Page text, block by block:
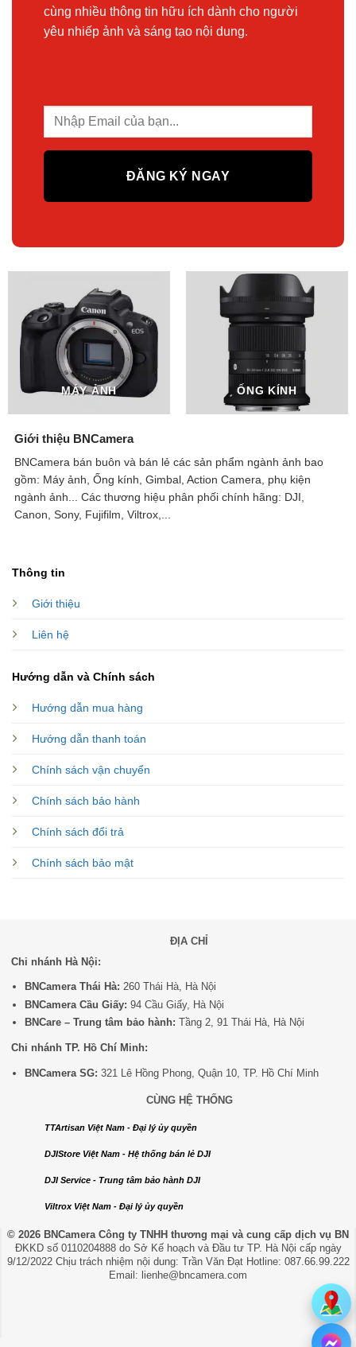
cùng nhiều thông tin hữu ích dành cho người
yêu nhiếp ảnh và sáng tạo nội dung.
MÁY ẢNH ỐNG KÍNH
Giới thiệu BNCamera
BNCamera bán buôn và bán lẻ các sản phẩm ngành ảnh bao
gồm: Máy ảnh, Ống kính, Gimbal, Action Camera, phụ kiện
ngành ảnh...
Các thương hiệu phân phối chính hãng: DJI,
Canon, Sony, Fujifilm, Viltrox,...
Thông tin
Giới thiệu
Liên hệ
Hướng dẫn và Chính sách
Hướng dẫn mua hàng
Hướng dẫn thanh toán
Chính sách vận chuyển
Chính sách bảo hành
Chính sách đổi trả
Chính sách bảo mật
ĐỊA CHỈ
Chi nhánh Hà Nội:
BNCamera Thái Hà: 260 Thái Hà, Hà Nội
BNCamera Cầu Giấy: 94 Cầu Giấy, Hà Nội
BNCare – Trung tâm bảo hành: Tầng 2, 91 Thái Hà, Hà Nội
Chi nhánh TP. Hồ Chí Minh:
BNCamera SG: 321 Lê Hồng Phong, Quận 10, TP. Hồ Chí Minh
CÙNG HỆ THỐNG
TTArtisan Việt Nam - Đại lý ủy quyền
DJIStore Việt Nam - Hệ thống bán lẻ DJI
DJI Service - Trung tâm bảo hành DJI
Viltrox Việt Nam - Đại lý ủy quyền
© 2026 BNCamera Công ty TNHH thương mại và cung cấp dịch vụ BN
ĐKKD số 0110204888 do Sở Kế hoạch và Đầu tư TP. Hà Nội cấp ngày
9/12/2022 Chịu trách nhiệm nội dung: Trần Văn Đạt Hotline: 087.66.99.222
Email: lienhe@bncamera.com